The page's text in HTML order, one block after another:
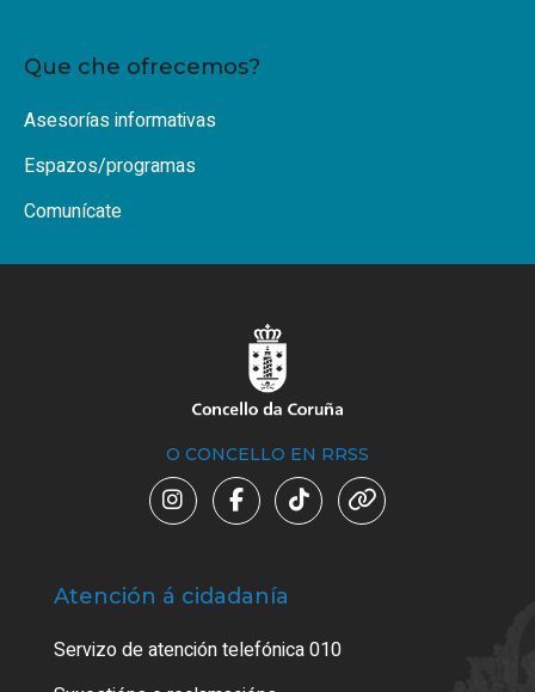
Que che ofrecemos?
Asesorías informativas
Espazos/programas
Comunícate
O CONCELLO EN RRSS
Atención á cidadanía
Servizo de atención telefónica 010